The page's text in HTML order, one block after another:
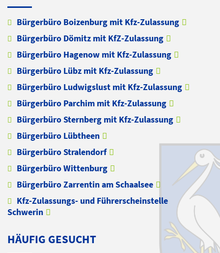
Bürgerbüro Boizenburg mit Kfz-Zulassung
Bürgerbüro Dömitz mit KfZ-Zulassung
Bürgerbüro Hagenow mit Kfz-Zulassung
Bürgerbüro Lübz mit Kfz-Zulassung
Bürgerbüro Ludwigslust mit Kfz-Zulassung
Bürgerbüro Parchim mit Kfz-Zulassung
Bürgerbüro Sternberg mit Kfz-Zulassung
Bürgerbüro Lübtheen
Bürgerbüro Stralendorf
Bürgerbüro Wittenburg
Bürgerbüro Zarrentin am Schaalsee
Kfz-Zulassungs- und Führerscheinstelle
Schwerin
HÄUFIG GESUCHT